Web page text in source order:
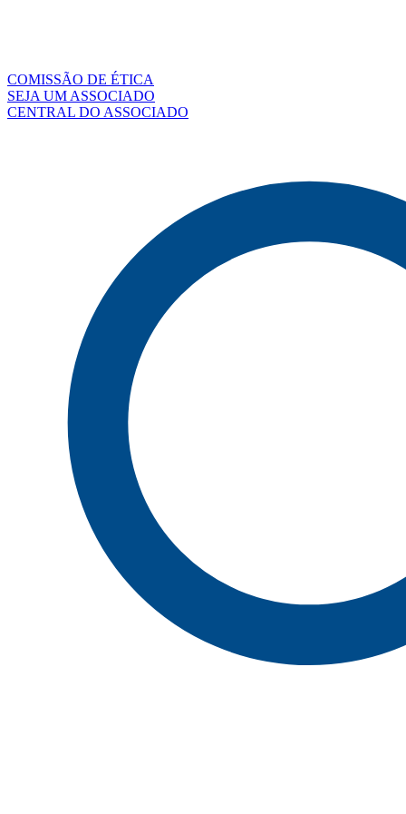
COMISSÃO DE ÉTICA
SEJA UM ASSOCIADO
CENTRAL DO ASSOCIADO